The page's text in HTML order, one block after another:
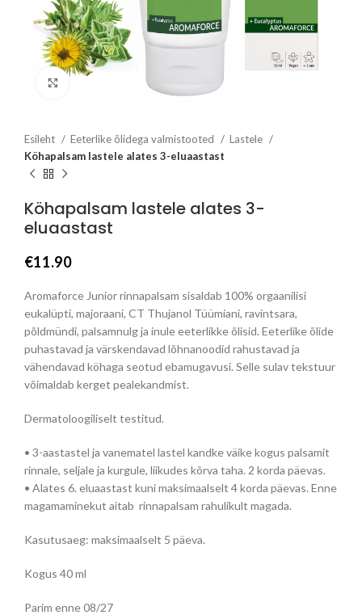
Esileht Eeterlike õlidega valmistooted
Lastele
Köhapalsam lastele alates 3-eluaastast
Köhapalsam lastele alates 3-
eluaastast
€11.90
Aromaforce Junior rinnapalsam sisaldab 100% orgaanilisi
eukalüpti, majoraani, CT Thujanol Tüümiani, ravintsara,
põldmündi, palsamnulg ja inule eeterlikke õlisid. Eeterlike õlide
puhastavad ja värskendavad lõhnanoodid rahustavad ja
vähendavad köhaga seotud ebamugavusi. Selle sulav tekstuur
võimaldab kerget pealekandmist.
Dermatoloogiliselt testitud.
• 3-aastastel ja vanematel lastel kandke väike kogus palsamit
rinnale, seljale ja kurgule, liikudes kõrva taha. 2 korda päevas.
• Alates 6. eluaastast kuni maksimaalselt 4 korda päevas. Enne
magamaminekut aitab rinnapalsam rahulikult magada.
Kasutusaeg: maksimaalselt 5 päeva.
Kogus 40 ml
Parim enne 08/27